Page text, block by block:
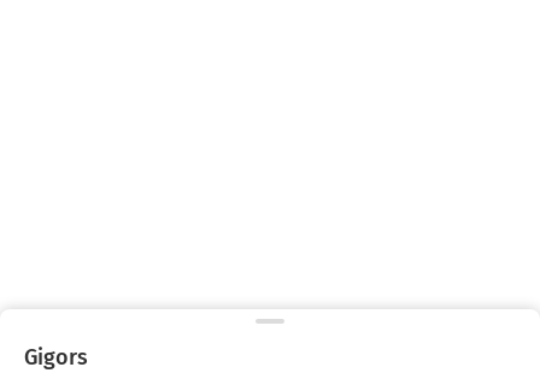
Gigors